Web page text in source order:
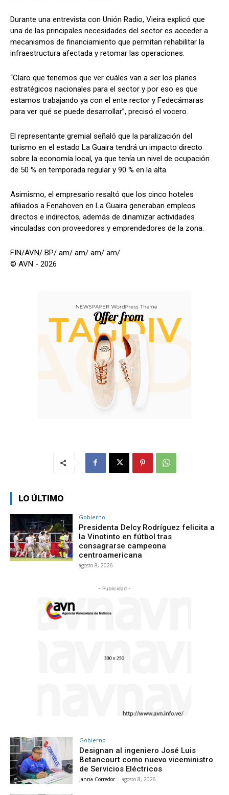
Durante una entrevista con Unión Radio, Vieira explicó que
una de las principales necesidades del sector es acceder a
mecanismos de financiamiento que permitan rehabilitar la
infraestructura afectada y retomar las operaciones.
“Claro que tenemos que ver cuáles van a ser los planes
estratégicos nacionales para el sector y por eso es que
estamos trabajando ya con el ente rector y Fedecámaras
para ver qué se puede desarrollar”, precisó el vocero.
El representante gremial señaló que la paralización del
turismo en el estado La Guaira tendrá un impacto directo
sobre la economía local, ya que tenía un nivel de ocupación
de 50 % en temporada regular y 90 % en la alta.
Asimismo, el empresario resaltó que los cinco hoteles
afiliados a Fenahoven en La Guaira generaban empleos
directos e indirectos, además de dinamizar actividades
vinculadas con proveedores y emprendedores de la zona.
FIN/AVN/ BP/ am/ am/ am/ am/
© AVN - 2026
LO ÚLTIMO
Gobierno
Presidenta Delcy Rodríguez felicita a
la Vinotinto en fútbol tras
consagrarse campeona
centroamericana
agosto 8, 2026
- Publicidad -
Gobierno
Designan al ingeniero José Luis
Betancourt como nuevo viceministro
de Servicios Eléctricos
Janna Corredor - agosto 8, 2026